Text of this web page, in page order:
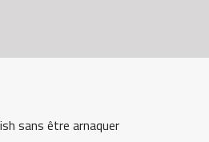
sans être arnaquer